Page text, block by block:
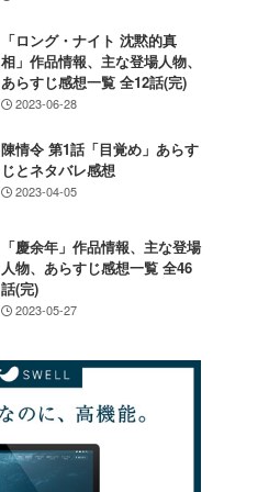
「ロング・ナイト 沈黙的真
相」作品情報、主な登場人物、
あらすじ感想一覧 全12話(完)
2023-06-28
陳情令 第1話「目覚め」あらす
じとネタバレ感想
2023-04-05
「慶余年」作品情報、主な登場
人物、あらすじ感想一覧 全46
話(完)
2023-05-27